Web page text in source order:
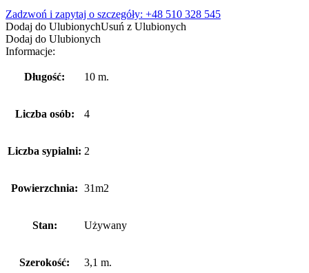
Zadzwoń i zapytaj o szczegóły: +48 510 328 545
Dodaj do UlubionychUsuń z Ulubionych
Dodaj do Ulubionych
Informacje:
Długość: 10 m.
Liczba osób: 4
Liczba sypialni: 2
Powierzchnia: 31m2
Stan: Używany
Szerokość: 3,1 m.